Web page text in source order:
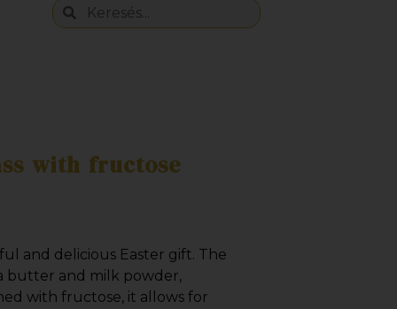
with fructose
and delicious Easter gift. The
butter and milk powder,
with fructose, it allows for